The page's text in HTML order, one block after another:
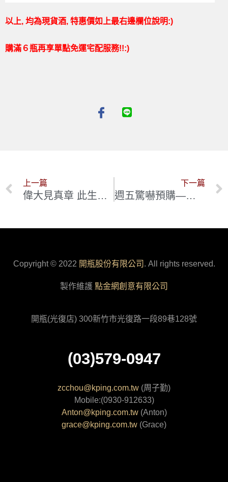
以上, 均為現貨酒, 特惠價如上最右邊欄位說明:)
購滿６瓶再享單點免運宅配服務!!:)
上一篇
偉大見真章 此生絕對得喝上一回的傳奇義大利酒: Case Basse di Soldera
下一篇
週五驚嚇預購—布根地最讓人朗朗上口的經典名莊 : 金盃 Gros F&S 2022
Copyright © 2022 開瓶股份有限公司 . All rights reserved.
製作維護 點金網創意有限公司
開瓶(光復店) 300新竹市光復路一段89巷128號
(03)579-0947
zcchou@kping.com.tw (周子勤)
Mobile:(0930-912633)
Anton@kping.com.tw(Anton)
grace@kping.com.tw (Grace)